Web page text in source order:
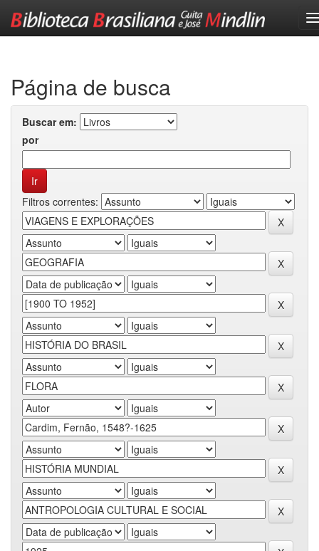
Página de busca
Buscar em:
por
Filtros correntes: